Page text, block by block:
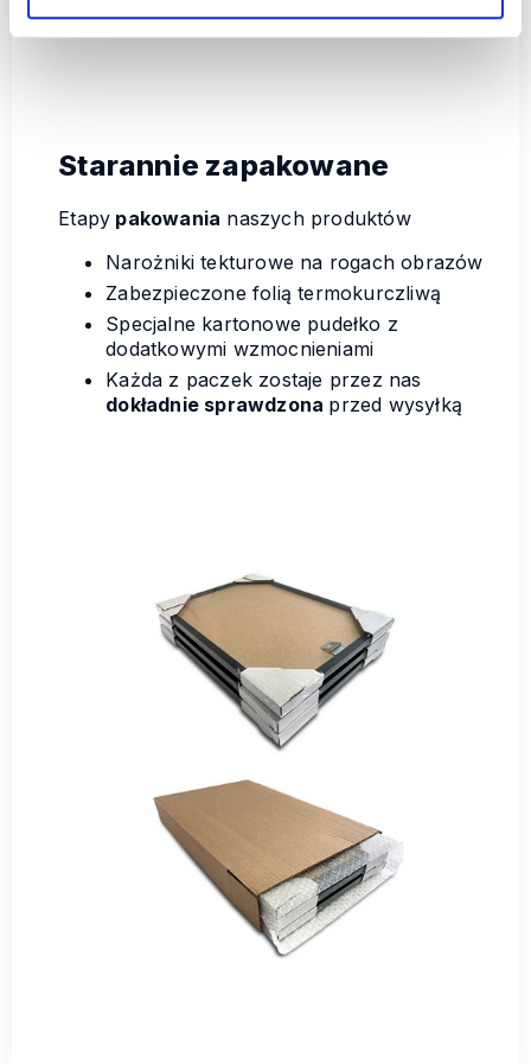
Starannie zapakowane
Etapy pakowania naszych produktów
Narożniki tekturowe na rogach obrazów
Zabezpieczone folią termokurczliwą
Specjalne kartonowe pudełko z
dodatkowymi wzmocnieniami
Każda z paczek zostaje przez nas
dokładnie sprawdzona przed wysyłką